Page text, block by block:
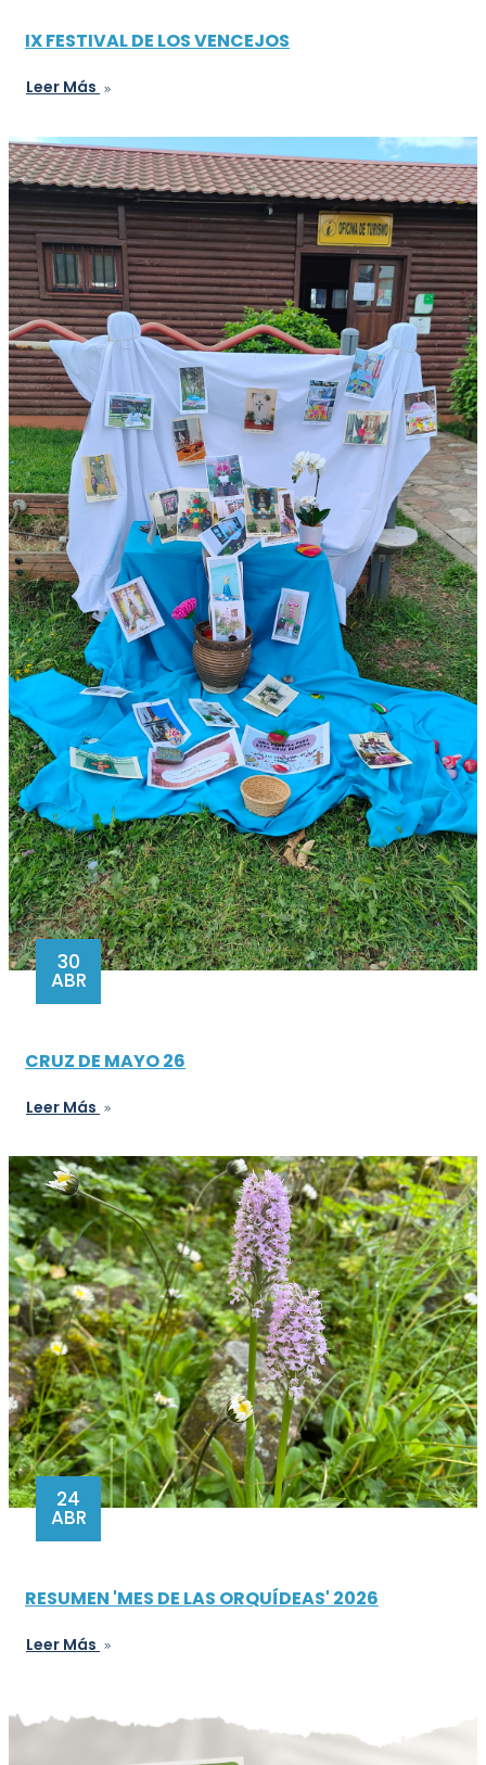
IX FESTIVAL DE LOS VENCEJOS
Leer Más
30
ABR
CRUZ DE MAYO 26
Leer Más
24
ABR
RESUMEN 'MES DE LAS ORQUÍDEAS' 2026
Leer Más